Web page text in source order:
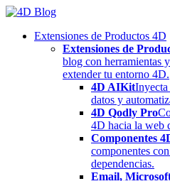
Skip
contentExtensiones de Productos 4D
Extensiones de
blog con herramientas
extender tu entorno 4D.
4D AIKitInyecta
datos y
4D Qodly Pro
4D hacia la web
Componentes
componentes
dependencias.
Email,